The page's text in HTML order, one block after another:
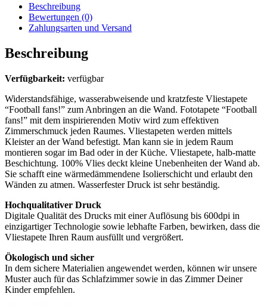
Beschreibung
Bewertungen (0)
Zahlungsarten und Versand
Beschreibung
Verfügbarkeit: verfügbar
Widerstandsfähige, wasserabweisende und kratzfeste Vliestapete
“Football fans!” zum Anbringen an die Wand. Fototapete “Football
fans!” mit dem inspirierenden Motiv wird zum effektiven
Zimmerschmuck jeden Raumes. Vliestapeten werden mittels
Kleister an der Wand befestigt. Man kann sie in jedem Raum
montieren sogar im Bad oder in der Küche. Vliestapete, halb-matte
Beschichtung. 100% Vlies deckt kleine Unebenheiten der Wand ab.
Sie schafft eine wärmedämmendene Isolierschicht und erlaubt den
Wänden zu atmen. Wasserfester Druck ist sehr beständig.
Hochqualitativer Druck
Digitale Qualität des Drucks mit einer Auflösung bis 600dpi in
einzigartiger Technologie sowie lebhafte Farben, bewirken, dass die
Vliestapete Ihren Raum ausfüllt und vergrößert.
Ökologisch und sicher
In dem sichere Materialien angewendet werden, können wir unsere
Muster auch für das Schlafzimmer sowie in das Zimmer Deiner
Kinder empfehlen.